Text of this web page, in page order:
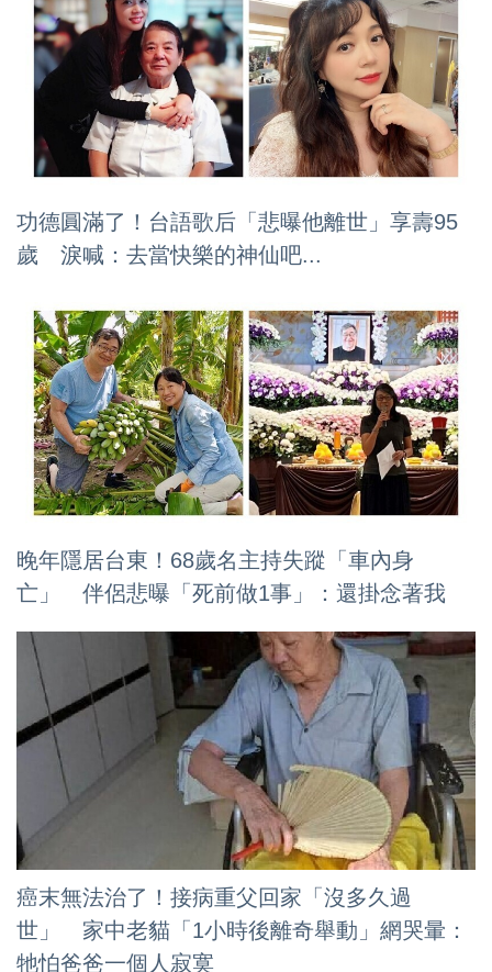
功德圓滿了！台語歌后「悲曝他離世」享壽95
歲 淚喊：去當快樂的神仙吧...
晚年隱居台東！68歲名主持失蹤「車內身
亡」 伴侶悲曝「死前做1事」：還掛念著我
癌末無法治了！接病重父回家「沒多久過
世」 家中老貓「1小時後離奇舉動」網哭暈：
牠怕爸爸一個人寂寞